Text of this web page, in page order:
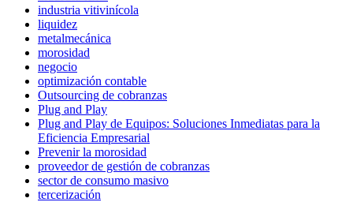
industria vitivinícola
liquidez
metalmecánica
morosidad
negocio
optimización contable
Outsourcing de cobranzas
Plug and Play
Plug and Play de Equipos: Soluciones Inmediatas para la
Eficiencia Empresarial
Prevenir la morosidad
proveedor de gestión de cobranzas
sector de consumo masivo
tercerización